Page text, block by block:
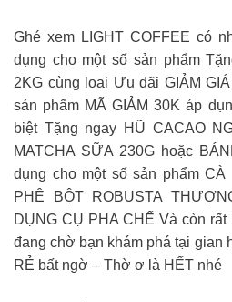
Ghé xem LIGHT COFFEE có
dụng cho một số sản phẩm
2KG cùng loại Ưu đãi GIẢM
sản phẩm MÃ GIẢM 30K áp
biệt Tặng ngay HŨ CACAO
MATCHA SỮA 230G hoặc
dụng cho một số sản phẩm
PHÊ BỘT ROBUSTA
DỤNG CỤ PHA CHẾ Và còn
đang chờ bạn khám phá tại gian
RẺ bất ngờ – Thờ ơ là HẾT nhé